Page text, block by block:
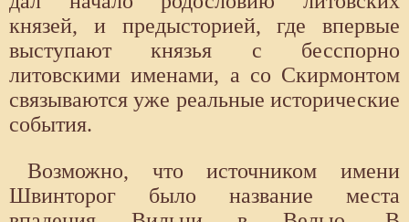
князей, и предысторией, где впервые
выступают князья с бесспорно
литовскими именами, а со Скирмонтом
связываются уже реальные исторические
события.
Возможно, что источником имени
Швинторог было название места